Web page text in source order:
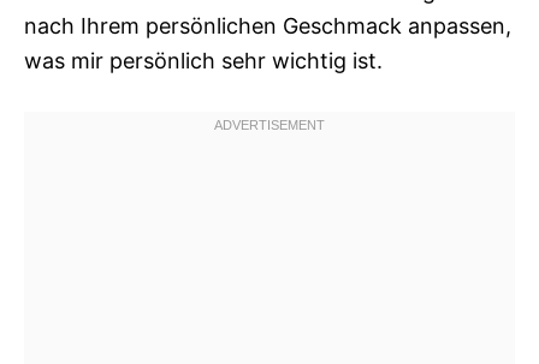
nach Ihrem persönlichen Geschmack anpassen,
was mir persönlich sehr wichtig ist.